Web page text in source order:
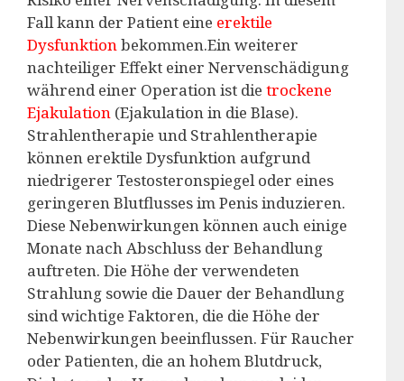
Fall kann der Patient eine erektile
Dysfunktion bekommen.Ein weiterer
nachteiliger Effekt einer Nervenschädigung
während einer Operation ist die trockene
Ejakulation (Ejakulation in die Blase).
Strahlentherapie und Strahlentherapie
können erektile Dysfunktion aufgrund
niedrigerer Testosteronspiegel oder eines
geringeren Blutflusses im Penis induzieren.
Diese Nebenwirkungen können auch einige
Monate nach Abschluss der Behandlung
auftreten. Die Höhe der verwendeten
Strahlung sowie die Dauer der Behandlung
sind wichtige Faktoren, die die Höhe der
Nebenwirkungen beeinflussen. Für Raucher
oder Patienten, die an hohem Blutdruck,